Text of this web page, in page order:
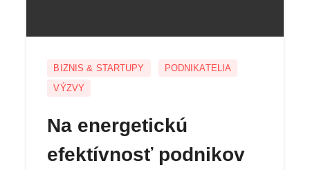
BIZNIS & STARTUPY
PODNIKATELIA
VÝZVY
Na energetickú
efektívnosť podnikov